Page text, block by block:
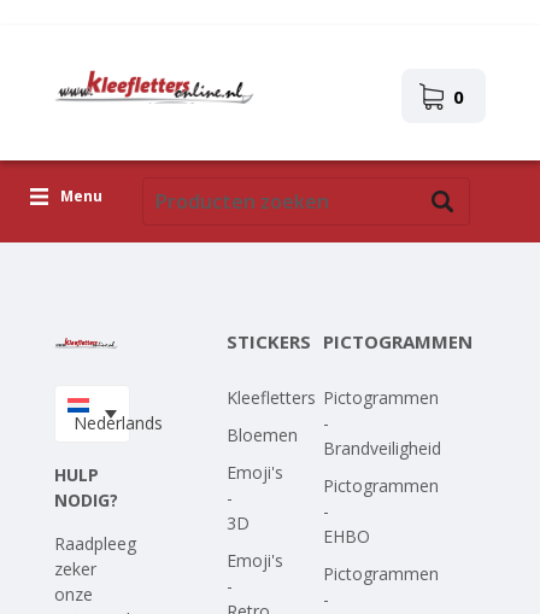
0
Menu
Upload je eigen ontwerp
Nederlands
HULP
NODIG?
Raadpleeg
zeker
onze
STICKERS
Kleefletters
Bloemen
Emoji's
-
3D
Emoji's
-
PICTOGRAMMEN
Pictogrammen
-
Brandveiligheid
Pictogrammen
-
EHBO
Pictogrammen
-